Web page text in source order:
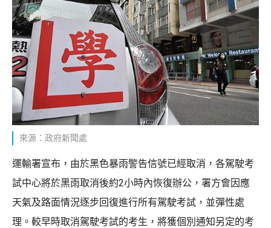
來源：政府新聞處
運輸署宣布，由於黑色暴雨警告信號已經取消，各駕駛考
試中心將於黑雨取消後約2小時內恢復辦公，署方會因應
天氣及路面情況逐步回復進行所有駕駛考試，並彈性處
理。較早時取消駕駛考試的考生，將獲個別通知另定的考